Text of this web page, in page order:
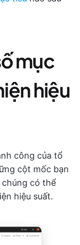
mục
hiệu
công của tổ
cột mốc bạn
chúng có thể
hiệu suất.